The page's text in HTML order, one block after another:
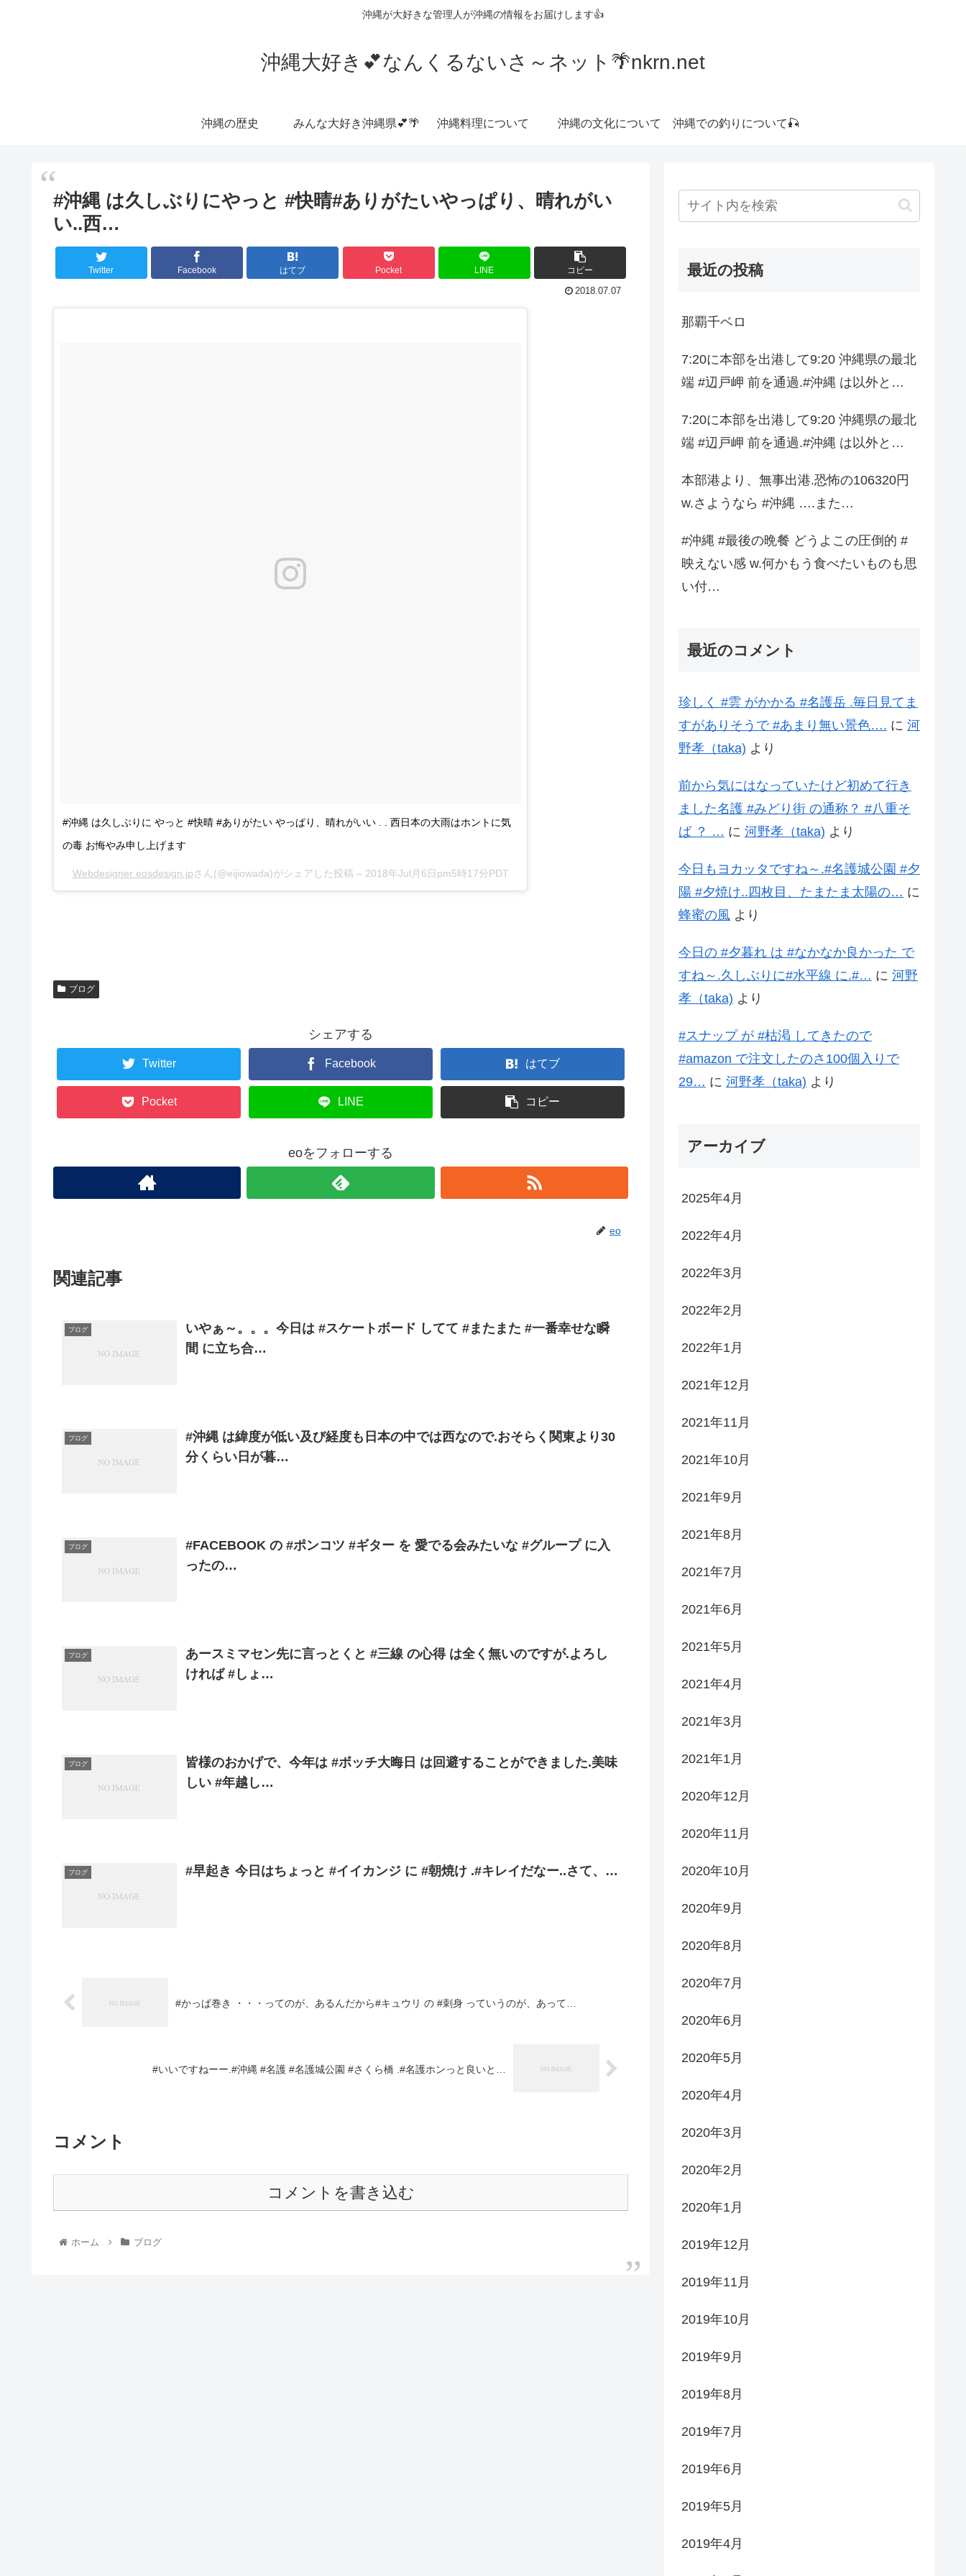
沖縄が大好きな管理人が沖縄の情報をお届けします👍
沖縄大好き💕なんくるないさ～ネット🌴nkrn.net
沖縄の歴史 みんな大好き沖縄県💕🌴 沖縄料理について 沖縄の文化について 沖縄での釣りについて🎣
#沖縄 は久しぶりにやっと #快晴#ありがたいやっぱり、晴れがい
い..西…
Twitter Facebook はてブ Pocket LINE コピー
2018.07.07
#沖縄 は久しぶりに やっと #快晴 #ありがたい やっぱり、晴れがいい . . 西日本の大雨はホントに気
の毒 お悔やみ申し上げます
Webdesigner eosdesign.jpさん(@eijiowada)がシェアした投稿 – 2018年Jul月6日pm5時17分PDT
ブログ
シェアする
Twitter Facebook はてブ
Pocket LINE コピー
eoをフォローする
eo
関連記事
ブログ
いやぁ～。。。今日は #スケートボード してて #またまた #一番幸せな瞬
間 に立ち合…
ブログ
#沖縄 は緯度が低い及び経度も日本の中では西なので.おそらく関東より30
分くらい日が暮…
ブログ
#FACEBOOK の #ポンコツ #ギター を 愛でる会みたいな #グループ に入
ったの…
ブログ
あースミマセン先に言っとくと #三線 の心得 は全く無いのですが.よろし
ければ #しょ…
ブログ
皆様のおかげで、今年は #ボッチ大晦日 は回避することができました.美味
しい #年越し…
ブログ #早起き 今日はちょっと #イイカンジ に #朝焼け .#キレイだなー..さて、…
#かっぱ巻き ・・・ってのが、あるんだから#キュウリ の #刺身 っていうのが、あって…
#いいですねーー.#沖縄 #名護 #名護城公園 #さくら橋 .#名護ホンっと良いと…
コメント
コメントを書き込む
ホーム ブログ
最近の投稿
那覇千ベロ
7:20に本部を出港して9:20 沖縄県の最北
端 #辺戸岬 前を通過.#沖縄 は以外と…
7:20に本部を出港して9:20 沖縄県の最北
端 #辺戸岬 前を通過.#沖縄 は以外と…
本部港より、無事出港.恐怖の106320円
w.さようなら #沖縄 ….また…
#沖縄 #最後の晩餐 どうよこの圧倒的 #
映えない感 w.何かもう食べたいものも思
い付…
最近のコメント
珍しく #雲 がかかる #名護岳 .毎日見てま
すがありそうで #あまり無い景色…. に 河
野孝（taka) より
前から気にはなっていたけど初めて行き
ました名護 #みどり街 の通称？ #八重そ
ば ？ … に 河野孝（taka) より
今日もヨカッタですね～.#名護城公園 #夕
陽 #夕焼け..四枚目、たまたま太陽の… に
蜂蜜の風 より
今日の #夕暮れ は #なかなか良かった で
すね～.久しぶりに#水平線 に.#… に 河野
孝（taka) より
#スナップ が #枯渇 してきたので
#amazon で注文したのさ100個入りで
29… に 河野孝（taka) より
アーカイブ
2025年4月
2022年4月
2022年3月
2022年2月
2022年1月
2021年12月
2021年11月
2021年10月
2021年9月
2021年8月
2021年7月
2021年6月
2021年5月
2021年4月
2021年3月
2021年1月
2020年12月
2020年11月
2020年10月
2020年9月
2020年8月
2020年7月
2020年6月
2020年5月
2020年4月
2020年3月
2020年2月
2020年1月
2019年12月
2019年11月
2019年10月
2019年9月
2019年8月
2019年7月
2019年6月
2019年5月
2019年4月